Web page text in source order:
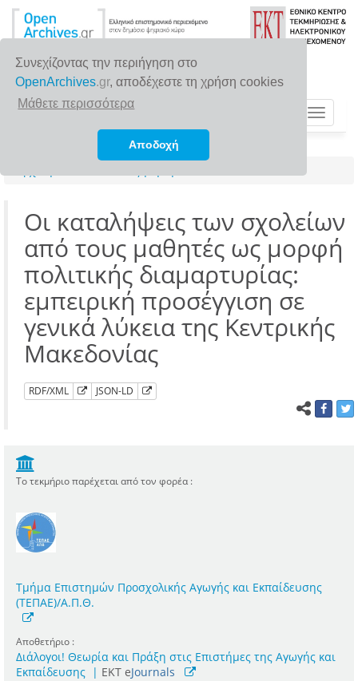
Συνεχίζοντας την περιήγηση στο
OpenArchives.gr, αποδέχεστε τη χρήση cookies
Μάθετε περισσότερα
Αποδοχή
Toggle
Οι καταλήψεις των σχολείων
από τους μαθητές ως μορφή
πολιτικής διαμαρτυρίας:
εμπειρική προσέγγιση σε
γενικά λύκεια της Κεντρικής
Μακεδονίας
RDF/XML JSON-LD
Το τεκμήριο παρέχεται από τον φορέα :
Τμήμα Επιστημών Προσχολικής Αγωγής και Εκπαίδευσης
(ΤΕΠΑΕ)/Α.Π.Θ.
Αποθετήριο :
Διάλογοι! Θεωρία και Πράξη στις Επιστήμες της Αγωγής και
Εκπαίδευσης | ΕΚΤ eJournals